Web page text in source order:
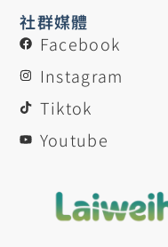
社群媒體
Facebook
Instagram
Tiktok
Youtube